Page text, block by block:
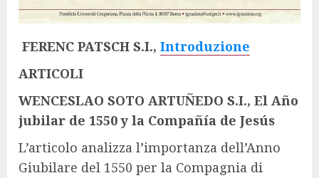
FERENC PATSCH S.I., Introduzione
ARTICOLI
WENCESLAO SOTO ARTUÑEDO S.I., El Año
jubilar de 1550 y la Compañía de Jesús
L’articolo analizza l’importanza dell’Anno
Giubilare del 1550 per la Compagnia di